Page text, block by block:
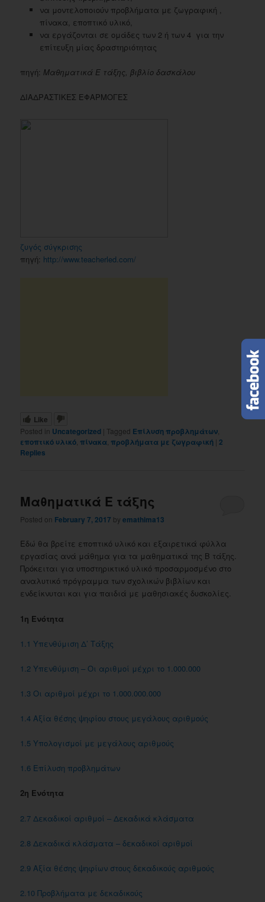
να μοντελοποιούν προβλήματα με ζωγραφική ,
πίνακα, εποπτικό υλικό,
να εργάζονται σε ομάδες των 2 ή των 4 για την
επίτευξη μίας δραστηριότητας
πηγή:Μαθηματικά Ε τάξης, βιβλίο δασκάλου
ΔΙΑΔΡΑΣΤΙΚΕΣ ΕΦΑΡΜΟΓΕΣ
ζυγός σύγκρισης
πηγή: http://www.teacherled.com/
Like
Posted in Uncategorized | Tagged Eπίλυση προβλημάτων
εποπτικό υλικό πίνακα προβλήματα με ζωγραφική |2
Replies
Μαθηματικά Ε τάξης
Posted on February 7, 2017 byemathima13
Εδώ θα βρείτε εποπτικό υλικό και εξαιρετικά φύλλα
εργασίας ανά μάθημα για τα μαθηματικά της Β τάξης.
Πρόκειται για υποστηρικτικό υλικό προσαρμοσμένο στο
αναλυτικό πρόγραμμα των σχολικών βιβλίων και
ενδείκνυται και για παιδιά με μαθησιακές δυσκολίες.
1η Ενότητα
1.1 Yπενθύμιση Δ’ Tάξης
1.2 Yπενθύμιση – Oι αριθμοί μέχρι το 1.000.000
1.3 Oι αριθμοί μέχρι το 1.000.000.000
1.4 Αξία θέσης ψηφίου στους μεγάλους αριθμούς
1.5 Yπολογισμοί με μεγάλους αριθμούς
1.6 Eπίλυση προβλημάτων
2η Ενότητα
2.7 Δεκαδικοί αριθμοί – Δεκαδικά κλάσματα
2.8 Δεκαδικά κλάσματα – δεκαδικοί αριθμοί
2.9 Αξία θέσης ψηφίων στους δεκαδικούς αριθμούς
2.10 Προβλήματα με δεκαδικούς